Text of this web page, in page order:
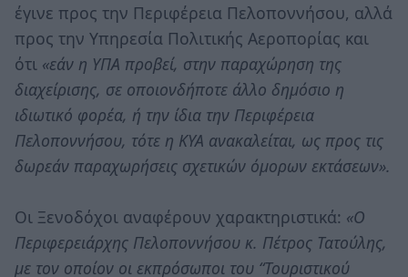
έγινε προς την Περιφέρεια Πελοποννήσου, αλλά
προς την Υπηρεσία Πολιτικής Αεροπορίας και
ότι «εάν η ΥΠΑ προβεί, στην παραχώρηση της
διαχείρισης, σε οποιονδήποτε άλλο δημόσιο η
ιδιωτικό φορέα, ή την ίδια την Περιφέρεια
Πελοποννήσου, τότε η ΚΥΑ ανακαλείται, ως προς τις
δωρεάν παραχωρήσεις σχετικών όμορων εκτάσεων».
Οι Ξενοδόχοι αναφέρουν χαρακτηριστικά: «Ο
Περιφερειάρχης Πελοποννήσου κ. Πέτρος Τατούλης,
με τον οποίον οι εκπρόσωποι του “Τουριστικού